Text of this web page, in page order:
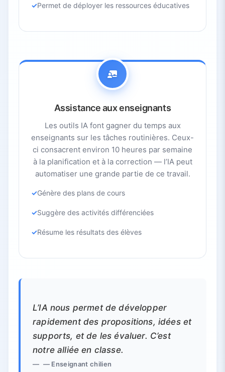
Permet de déployer les ressources éducatives
Assistance aux enseignants
Les outils IA font gagner du temps aux
enseignants sur les tâches routinières. Ceux-
ci consacrent environ 10 heures par semaine
à la planification et à la correction — l’IA peut
automatiser une grande partie de ce travail.
Génère des plans de cours
Suggère des activités différenciées
Résume les résultats des élèves
L’IA nous permet de développer
rapidement des propositions, idées et
supports, et de les évaluer. C’est
notre alliée en classe.
— Enseignant chilien